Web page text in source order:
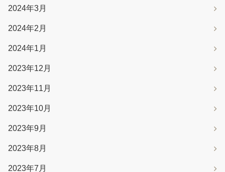
2024年3月
2024年2月
2024年1月
2023年12月
2023年11月
2023年10月
2023年9月
2023年8月
2023年7月